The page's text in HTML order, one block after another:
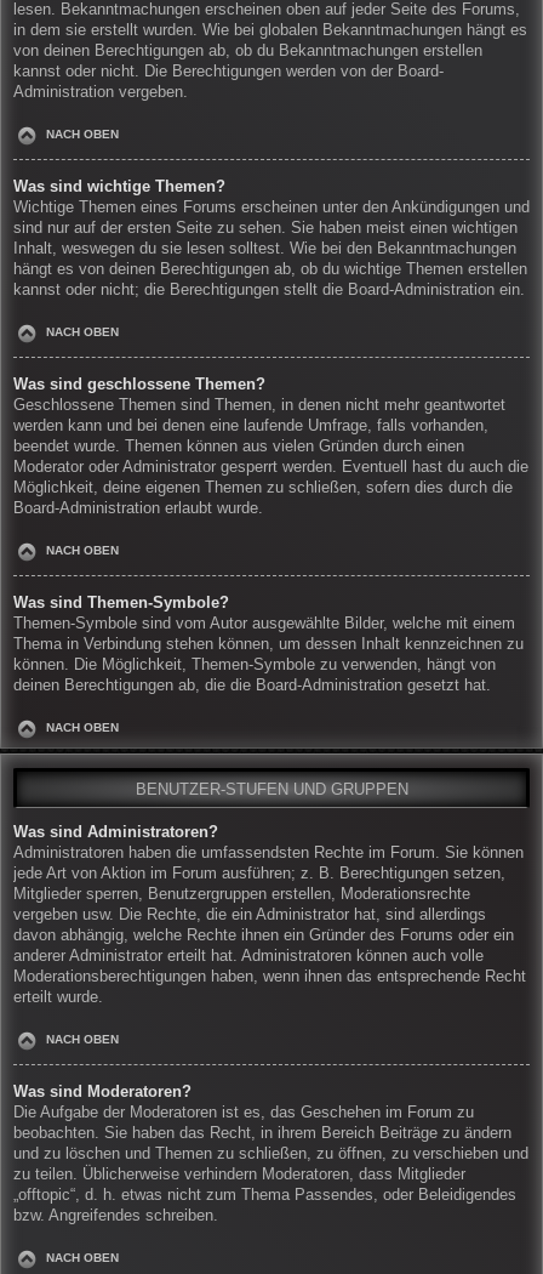
lesen. Bekanntmachungen erscheinen oben auf jeder Seite des Forums,
in dem sie erstellt wurden. Wie bei globalen Bekanntmachungen hängt es
von deinen Berechtigungen ab, ob du Bekanntmachungen erstellen
kannst oder nicht. Die Berechtigungen werden von der Board-
Administration vergeben.
NACH OBEN
Was sind wichtige Themen?
Wichtige Themen eines Forums erscheinen unter den Ankündigungen und
sind nur auf der ersten Seite zu sehen. Sie haben meist einen wichtigen
Inhalt, weswegen du sie lesen solltest. Wie bei den Bekanntmachungen
hängt es von deinen Berechtigungen ab, ob du wichtige Themen erstellen
kannst oder nicht; die Berechtigungen stellt die Board-Administration ein.
NACH OBEN
Was sind geschlossene Themen?
Geschlossene Themen sind Themen, in denen nicht mehr geantwortet
werden kann und bei denen eine laufende Umfrage, falls vorhanden,
beendet wurde. Themen können aus vielen Gründen durch einen
Moderator oder Administrator gesperrt werden. Eventuell hast du auch die
Möglichkeit, deine eigenen Themen zu schließen, sofern dies durch die
Board-Administration erlaubt wurde.
NACH OBEN
Was sind Themen-Symbole?
Themen-Symbole sind vom Autor ausgewählte Bilder, welche mit einem
Thema in Verbindung stehen können, um dessen Inhalt kennzeichnen zu
können. Die Möglichkeit, Themen-Symbole zu verwenden, hängt von
deinen Berechtigungen ab, die die Board-Administration gesetzt hat.
NACH OBEN
BENUTZER-STUFEN UND GRUPPEN
Was sind Administratoren?
Administratoren haben die umfassendsten Rechte im Forum. Sie können
jede Art von Aktion im Forum ausführen; z. B. Berechtigungen setzen,
Mitglieder sperren, Benutzergruppen erstellen, Moderationsrechte
vergeben usw. Die Rechte, die ein Administrator hat, sind allerdings
davon abhängig, welche Rechte ihnen ein Gründer des Forums oder ein
anderer Administrator erteilt hat. Administratoren können auch volle
Moderationsberechtigungen haben, wenn ihnen das entsprechende Recht
erteilt wurde.
NACH OBEN
Was sind Moderatoren?
Die Aufgabe der Moderatoren ist es, das Geschehen im Forum zu
beobachten. Sie haben das Recht, in ihrem Bereich Beiträge zu ändern
und zu löschen und Themen zu schließen, zu öffnen, zu verschieben und
zu teilen. Üblicherweise verhindern Moderatoren, dass Mitglieder
„offtopic“, d. h. etwas nicht zum Thema Passendes, oder Beleidigendes
bzw. Angreifendes schreiben.
NACH OBEN